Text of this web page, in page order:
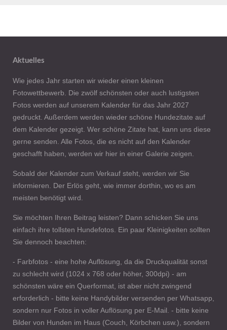
Aktuelles
Wie jedes Jahr starten wir wieder einen kleinen
Fotowettbewerb. Die zwölf schönsten oder auch lustigsten
Fotos werden auf unserem Kalender für das Jahr 2027
gedruckt. Außerdem werden wieder schöne Hundezitate auf
dem Kalender gezeigt. Wer schöne Zitate hat, kann uns diese
gerne senden. Alle Fotos, die es nicht auf den Kalender
geschafft haben, werden wir hier in einer Galerie zeigen.
Sobald der Kalender zum Verkauf steht, werden wir Sie
informieren. Der Erlös geht, wie immer dorthin, wo es am
meisten benötigt wird.
Sie möchten Ihren Beitrag leisten? Dann schicken Sie uns
einfach ihre tollsten Hundefotos. Ein paar Kleinigkeiten sollten
Sie dennoch beachten:
- Farbfotos - eine hohe Auflösung, da die Druckqualität sonst
zu schlecht wird (1024 x 768 oder höher, 300dpi) - am
schönsten wäre ein Querformat, ist aber nicht zwingend
erforderlich - bitte keine Handybilder versenden per Whatsapp,
sondern nur Fotos in voller Auflösung per E-Mail. - bitte keine
Bilder von Hunden im Haus (Couch, Körbchen usw.), sondern